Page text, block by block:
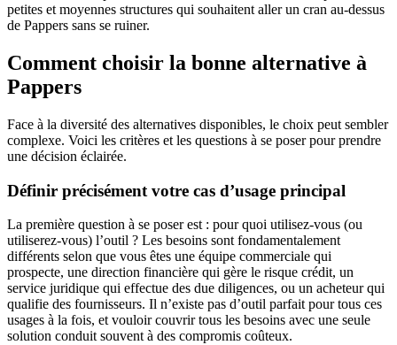
petites et moyennes structures qui souhaitent aller un cran au-dessus
de Pappers sans se ruiner.
Comment choisir la bonne alternative à
Pappers
Face à la diversité des alternatives disponibles, le choix peut sembler
complexe. Voici les critères et les questions à se poser pour prendre
une décision éclairée.
Définir précisément votre cas d’usage principal
La première question à se poser est : pour quoi utilisez-vous (ou
utiliserez-vous) l’outil ? Les besoins sont fondamentalement
différents selon que vous êtes une équipe commerciale qui
prospecte, une direction financière qui gère le risque crédit, un
service juridique qui effectue des due diligences, ou un acheteur qui
qualifie des fournisseurs. Il n’existe pas d’outil parfait pour tous ces
usages à la fois, et vouloir couvrir tous les besoins avec une seule
solution conduit souvent à des compromis coûteux.